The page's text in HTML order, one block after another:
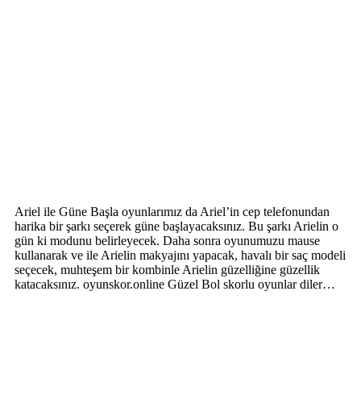
Ariel ile Güne Başla oyunlarımız da Ariel’in cep telefonundan
harika bir şarkı seçerek güne başlayacaksınız. Bu şarkı Arielin o
gün ki modunu belirleyecek. Daha sonra oyunumuzu mause
kullanarak ve ile Arielin makyajını yapacak, havalı bir saç modeli
seçecek, muhteşem bir kombinle Arielin güzelliğine güzellik
katacaksınız. oyunskor.online Güzel Bol skorlu oyunlar diler…